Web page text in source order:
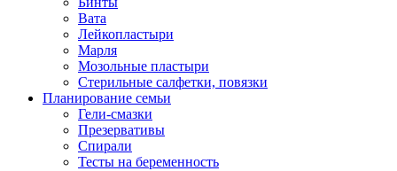
Вата
Лейкопластыри
Марля
Мозольные пластыри
Стерильные салфетки, повязки
Планирование семьи
Гели-смазки
Презервативы
Спирали
Тесты на беременность